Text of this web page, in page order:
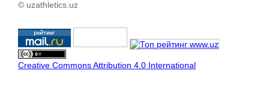
© uzathletics.uz
Creative Commons Attribution 4.0 International